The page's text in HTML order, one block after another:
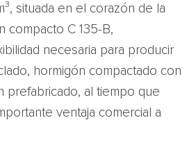
situada en el corazón de la
compacto C 135-B,
necesaria para producir
hormigón compactado con
prefabricado, al tiempo que
ventaja comercial a